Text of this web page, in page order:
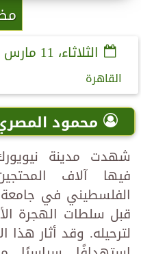
الثلاثاء، 11 مارس 2025
القاهرة
محمود
شهدت مدينة
فيها آلاف
الفلسطيني في جامعة
قبل سلطات الهجرة
لترحيله. وقد أثار هذا